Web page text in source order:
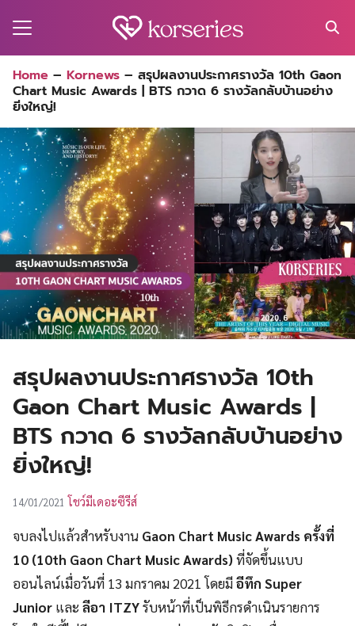
for:
Home – Kornews – สรุปผลงานประกาศรางวัล 10th Gaon
Chart Music Awards | BTS กวาด 6 รางวัลกลับบ้านอย่าง
ยิ่งใหญ่!
สรุปผลงานประกาศรางวัล 10th
Gaon Chart Music Awards |
BTS กวาด 6 รางวัลกลับบ้านอย่าง
ยิ่งใหญ่!
14/01/2021 โชว์มีเดอะซีรีส์
จบลงไปแล้วสำหรับงาน Gaon Chart Music Awards ครั้งที่
10 (10th Gaon Chart Music Awards)ที่จัดขึ้นแบบ
ออนไลน์เมื่อวันที่ 13 มกราคม 2021 โดยมีอีทึก Super
Junior และ ลีอา ITZYรับหน้าที่เป็นพิธีกรดำเนินรายการ